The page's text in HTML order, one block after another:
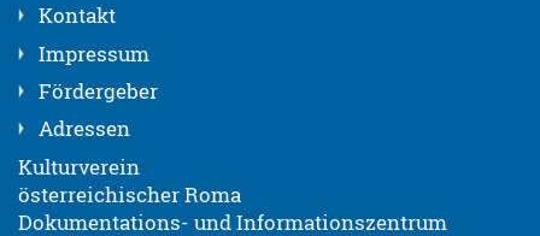
Kontakt
Impressum
Fördergeber
Adressen
Kulturverein
österreichischer Roma
Dokumentations- und Informationszentrum